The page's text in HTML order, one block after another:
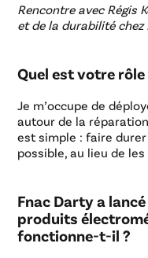
Rencontre avec Régis
et de la durabilité chez
Quel est votre rôle
Je m’occupe de
autour de la
est simple : faire
possible, au lieu de
Fnac Darty a
produits
fonctionne-t-il ?